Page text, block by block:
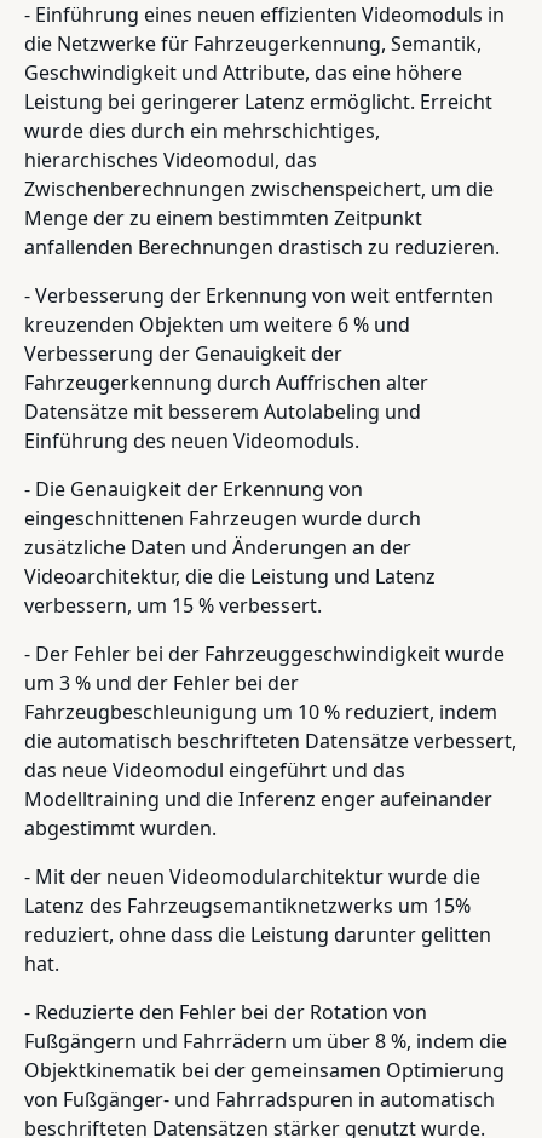
- Einführung eines neuen effizienten Videomoduls in
die Netzwerke für Fahrzeugerkennung, Semantik,
Geschwindigkeit und Attribute, das eine höhere
Leistung bei geringerer Latenz ermöglicht. Erreicht
wurde dies durch ein mehrschichtiges,
hierarchisches Videomodul, das
Zwischenberechnungen zwischenspeichert, um die
Menge der zu einem bestimmten Zeitpunkt
anfallenden Berechnungen drastisch zu reduzieren.
- Verbesserung der Erkennung von weit entfernten
kreuzenden Objekten um weitere 6 % und
Verbesserung der Genauigkeit der
Fahrzeugerkennung durch Auffrischen alter
Datensätze mit besserem Autolabeling und
Einführung des neuen Videomoduls.
- Die Genauigkeit der Erkennung von
eingeschnittenen Fahrzeugen wurde durch
zusätzliche Daten und Änderungen an der
Videoarchitektur, die die Leistung und Latenz
verbessern, um 15 % verbessert.
- Der Fehler bei der Fahrzeuggeschwindigkeit wurde
um 3 % und der Fehler bei der
Fahrzeugbeschleunigung um 10 % reduziert, indem
die automatisch beschrifteten Datensätze verbessert,
das neue Videomodul eingeführt und das
Modelltraining und die Inferenz enger aufeinander
abgestimmt wurden.
- Mit der neuen Videomodularchitektur wurde die
Latenz des Fahrzeugsemantiknetzwerks um 15%
reduziert, ohne dass die Leistung darunter gelitten
hat.
- Reduzierte den Fehler bei der Rotation von
Fußgängern und Fahrrädern um über 8 %, indem die
Objektkinematik bei der gemeinsamen Optimierung
von Fußgänger- und Fahrradspuren in automatisch
beschrifteten Datensätzen stärker genutzt wurde.